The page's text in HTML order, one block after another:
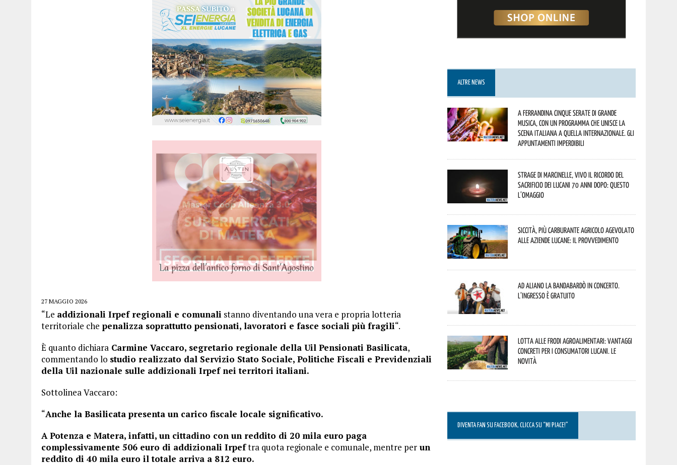
27 MAGGIO 2026
“Le addizionali Irpef regionali e comunali stanno diventando una vera e propria lotteria
territoriale che penalizza soprattutto pensionati, lavoratori e fasce sociali più fragili“.
È quanto dichiara Carmine Vaccaro, segretario regionale della Uil Pensionati Basilicata,
commentando lo studio realizzato dal Servizio Stato Sociale, Politiche Fiscali e Previdenziali
della Uil nazionale sulle addizionali Irpef nei territori italiani.
Sottolinea Vaccaro:
“Anche la Basilicata presenta un carico fiscale locale significativo.
A Potenza e Matera, infatti, un cittadino con un reddito di 20 mila euro paga
complessivamente 506 euro di addizionali Irpeftra quota regionale e comunale, mentre per un
reddito di 40 mila euro il totale arriva a 812 euro.
ALTRE NEWS
A Ferrandina cinque serate di grande
musica, con un programma che unisce la
scena italiana a quella internazionale. Gli
appuntamenti imperdibili
Strage di Marcinelle, vivo il ricordo del
sacrificio dei lucani 70 anni dopo: questo
l’omaggio
Siccità, più carburante agricolo agevolato
alle aziende lucane: il provvedimento
Ad Aliano la Bandabardò in concerto.
L’ingresso è gratuito
Lotta alle frodi agroalimentari: vantaggi
concreti per i consumatori lucani. Le
novità
DIVENTA FAN SU FACEBOOK, CLICCA SU “MI PIACE!”